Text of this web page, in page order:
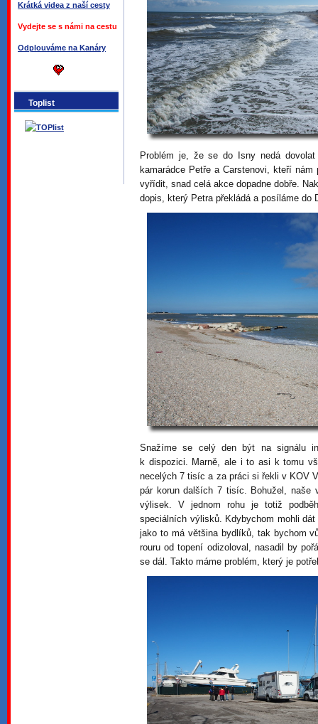
Krátká videa z naší cesty
Vydejte se s námi na cestu
Odplouváme na Kanáry
Toplist
Problém je, že se do Isny nedá
kamarádce Petře a Carstenovi, kteří
vyřídit, snad celá akce dopadne dobře.
dopis, který Petra překládá a posíláme do
Snažíme se celý den být na signálu
k dispozici. Marně, ale i to asi k tomu
necelých 7 tisíc a za práci si řekli v KOV
pár korun dalších 7 tisíc. Bohužel,
výlisek. V jednom rohu je totiž
speciálních výlisků. Kdybychom mohli
jako to má většina bydlíků, tak bychom
rouru od topení odizoloval, nasadil by
se dál. Takto máme problém, který je